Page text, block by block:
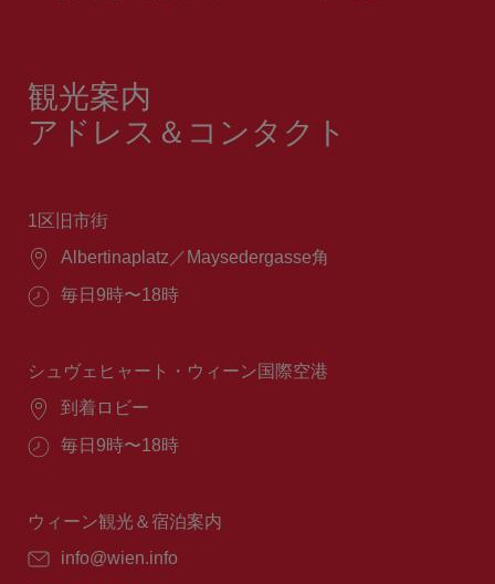
観光案内
アドレス＆コンタクト
1区旧市街
場
Albertinaplatz／Maysedergasse角
営
間：
毎日9時〜18時
シュヴェヒャート・ウィーン国際空港
場
到着ロビー
営
間：
毎日9時〜18時
ウィーン観光＆宿泊案内
E
info@wien.info